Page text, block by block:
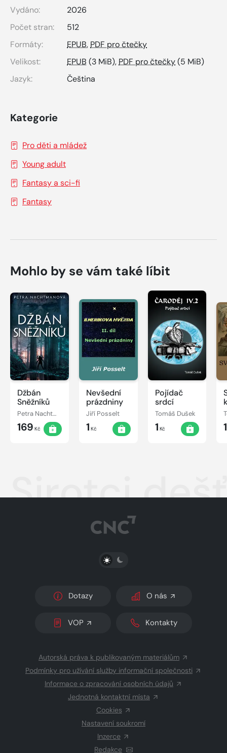
Vydáno:
2026
Počet stran:
512
Formáty:
EPUB, PDF pro čtečky
Velikost:
EPUB (3 MiB), PDF pro čtečky(5 MiB)
Jazyk:
Čeština
Kategorie
Pro děti a mládež
Young adult
Fantasy a sci-fi
Fantasy
Mohlo by se vám také líbit
Džbán
Sněžníků
Petra Nachtmanová
169 Kč
Nevšední
prázdniny
Jiří Posselt
1 Kč
Pojídač
srdcí
Tomáš Dušek
1 Kč
Sirotci
PŘEPNOUT SVĚTLÝ/TMAVÝ REŽIM
Dotazy O nás
VOP Kontakty
Autorská práva k publikovaným materiálům
Podmínky pro užívání služby informační společnosti
Informace o zpracování osobních údajů
Jednotná kontaktní místa
Cookies
Nastavení soukromí
Inzerce
Redakce